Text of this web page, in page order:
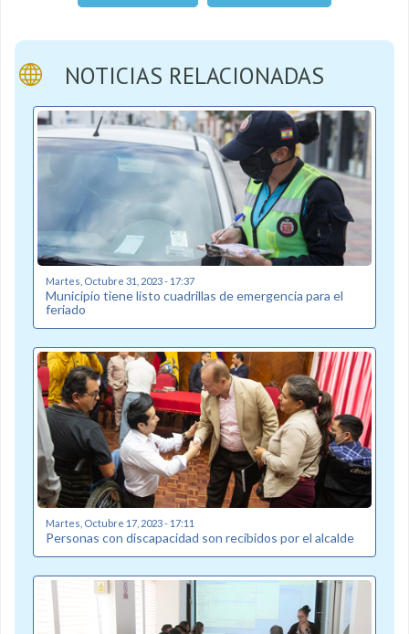
NOTICIAS RELACIONADAS
Martes, Octubre 31, 2023 - 17:37
Municipio tiene listo cuadrillas de emergencia para el
feriado
Martes, Octubre 17, 2023 - 17:11
Personas con discapacidad son recibidos por el alcalde